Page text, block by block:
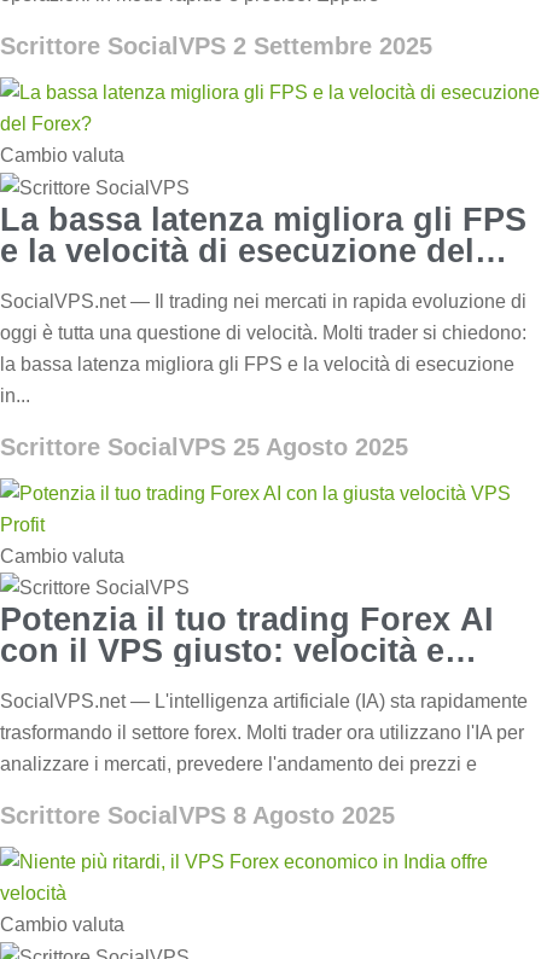
Scrittore SocialVPS 2 Settembre 2025
Cambio valuta
La bassa latenza migliora gli FPS
e la velocità di esecuzione del
SocialVPS.net — Il trading nei mercati in rapida evoluzione di
oggi è tutta una questione di velocità. Molti trader si chiedono:
la bassa latenza migliora gli FPS e la velocità di esecuzione
in...
Scrittore SocialVPS 25 Agosto 2025
Cambio valuta
Potenzia il tuo trading Forex AI
con il VPS giusto: velocità e
SocialVPS.net — L'intelligenza artificiale (IA) sta rapidamente
trasformando il settore forex. Molti trader ora utilizzano l'IA per
analizzare i mercati, prevedere l'andamento dei prezzi e
Scrittore SocialVPS 8 Agosto 2025
Cambio valuta